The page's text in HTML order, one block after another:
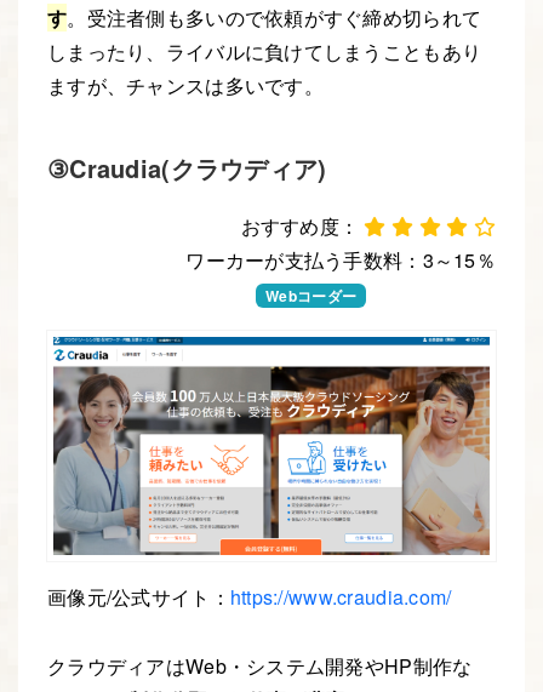
す。受注者側も多いので依頼がすぐ締め切られて
しまったり、ライバルに負けてしまうこともあり
ますが、チャンスは多いです。
③Craudia(クラウディア)
おすすめ度：
ワーカーが支払う手数料：3～15％
Webコーダー
画像元/公式サイト： https://www.craudia.com/
クラウディアはWeb・システム開発やHP制作な